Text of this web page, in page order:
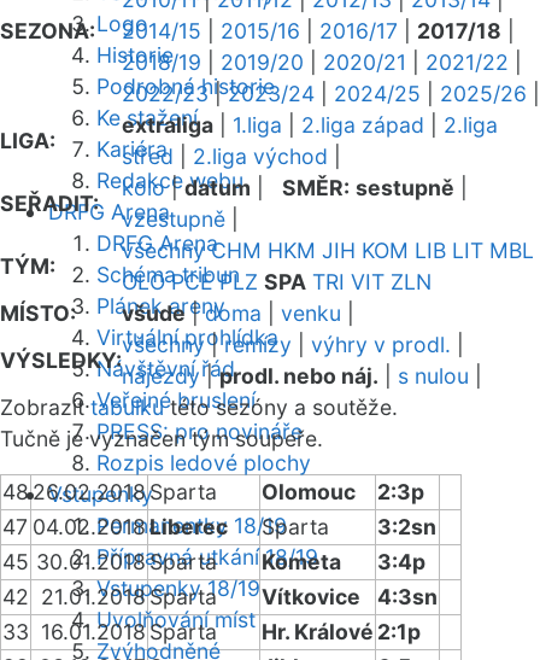
Logo
Historie
Podrobná historie
Ke stažení
Kariéra
Redakce webu
DRFG Arena
DRFG Arena
Schéma tribun
Plánek areny
Virtuální prohlídka
Návštěvní řád
Veřejné bruslení
PRESS: pro novináře
Rozpis ledové plochy
Vstupenky
Permanentky 18/19
Přípravná utkání 18/19
Vstupenky 18/19
Uvolňování míst
Zvýhodněné
SEZONA:
2014/15
2015/16 2016/17 2017/18
2018/19
2019/20 2020/21 2021/22
2022/23|2023/24 2024/25 2025/26
LIGA:
extraliga 1.liga 2.liga západ
2.liga
střed
2.liga východ
SEŘADIT:
kolo|datum SMĚR: sestupně
vzestupně
TÝM:
všechny CHM HKM JIH KOM LIB LIT MBL
OLO PCE PLZ SPA TRI VIT ZLN
MÍSTO:
všude|doma venku
VÝSLEDKY:
všechny|remízy výhry v prodl.
nájezdy|prodl. nebo náj. s nulou
Zobrazittabulkutéto sezóny a soutěže.
Tučně je vyznačen tým soupeře.
4826.02.2018Sparta Olomouc
2:3p
47 04.02.2018Liberec Sparta
3:2sn
45 30.01.2018Sparta Kometa
3:4p
42 21.01.2018Sparta Vítkovice
4:3sn
33 16.01.2018Sparta Hr. Králové 2:1p